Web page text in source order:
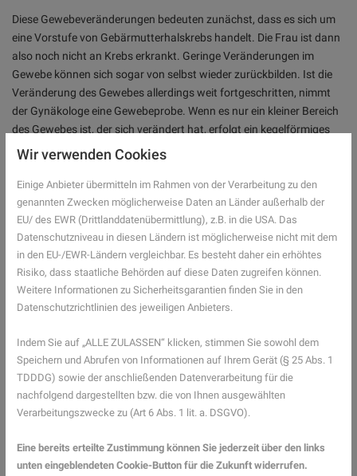
Diese Gewebeveränderungen bedeuten zunächst, dass es sich um
eine Vorstufe von Gebärmutterhalskrebs handelt. Die Frau ist dann
also noch nicht an Krebs erkrankt. Geringe Veränderungen im
Gewebe können sich sogar von selbst wieder zurückbilden. Ist die
Veränderung des Gewebes allerdings weit fortgeschritten, nimmt
der Gynäkologe eine Gewebeprobe. Wenn es nur ein kleiner Bereich
des Gewebes ist, der sich verändert hat, erfolgt ein kegelförmiges
Ausschneiden des Gebärmutterhalses, so kann ein eventueller
auf Krebszellen untersucht. Sollte die Diagnose
Gebärmutterhalskrebs feststehen, sind weitere Untersuchungen
nötig, um zu sehen, ob sich Metastasen gebildet haben. Außerdem
sind weitere Operationen, eine Strahlentherapie oder Chemo- und
andere medikamentöse Therapien möglich.
Impfung für Mädchen und Jungen
zwischen 9 und 14 Jahren
Für Frauen ist es wichtig, die Möglichkeiten zur Früherkennung
wahrzunehmen, damit eine Infektion mit HPV oder bereits
verändertes Gewebe möglichst früh erkannt werden. Die Ständige
Impfkommission (STIKO) empfiehlt außerdem allen Mädchen und
Jungen zwischen 9 und 14 Jahren eine HPV-Impfung. Diese sollte
Impfung verpasst hat, kann sie bis zum 17. Lebensjahr nachholen.
Wir verwenden Cookies
Einige Anbieter übermitteln im Rahmen von der Verarbeitung zu den
genannten Zwecken möglicherweise Daten an Länder außerhalb der
EU/ des EWR (Drittlanddatenübermittlung), z.B. in die USA. Das
Datenschutzniveau in diesen Ländern ist möglicherweise nicht mit dem
in den EU-/EWR-Ländern vergleichbar. Es besteht daher ein erhöhtes
Risiko, dass staatliche Behörden auf diese Daten zugreifen können.
Weitere Informationen zu Sicherheitsgarantien finden Sie in den
Datenschutzrichtlinien des jeweiligen Anbieters.
Indem Sie auf „ALLE ZULASSEN“ klicken, stimmen Sie sowohl dem
Speichern und Abrufen von Informationen auf Ihrem Gerät (§ 25 Abs. 1
TDDDG) sowie der anschließenden Datenverarbeitung für die
nachfolgend dargestellten bzw. die von Ihnen ausgewählten
Verarbeitungszwecke zu (Art 6 Abs. 1 lit. a. DSGVO).
Eine bereits erteilte Zustimmung können Sie jederzeit über den links
unten eingeblendeten Cookie-Button für die Zukunft widerrufen.